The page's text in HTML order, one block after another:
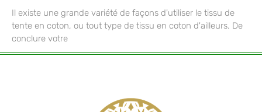
Il existe une grande variété de façons d'utiliser le tissu de
tente en coton, ou tout type de tissu en coton d'ailleurs. De
conclure votre